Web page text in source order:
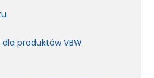
produktów VBW